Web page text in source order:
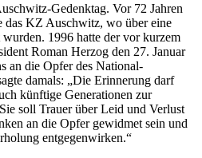
Gedenktag. Vor 72 Jahren
das KZ Auschwitz, wo über eine
1996 hatte der vor kurzem
Roman Herzog den 27. Januar
an die Opfer des National­
damals: „Die Erinnerung darf
künftige Generationen zur
soll Trauer über Leid und Verlust
an die Opfer gewidmet sein und
entgegen­wirken.“